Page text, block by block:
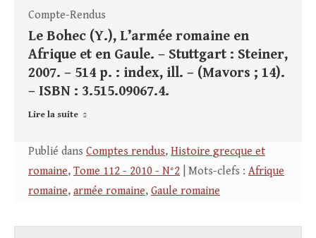
Compte-Rendus
Le Bohec (Y.), L’armée romaine en
Afrique et en Gaule. – Stuttgart : Steiner,
2007. – 514 p. : index, ill. – (Mavors ; 14).
– ISBN : 3.515.09067.4.
Lire la suite
Publié dans Comptes rendus, Histoire grecque et
romaine, Tome 112 - 2010 - N°2 | Mots-clefs : Afrique
romaine, armée romaine, Gaule romaine